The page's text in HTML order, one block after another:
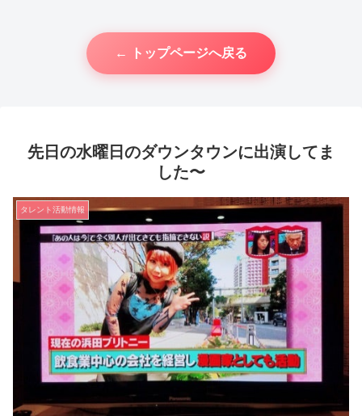
← トップページへ戻る
先日の水曜日のダウンタウンに出演してま
した〜
タレント活動情報